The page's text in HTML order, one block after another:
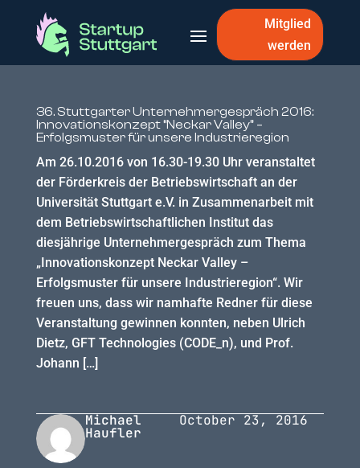
Mitglied
werden
36. Stuttgarter Unternehmergespräch 2016:
Innovationskonzept “Neckar Valley” –
Erfolgsmuster für unsere Industrieregion
Am 26.10.2016 von 16.30-19.30 Uhr veranstaltet
der Förderkreis der Betriebswirtschaft an der
Universität Stuttgart e.V. in Zusammenarbeit mit
dem Betriebswirtschaftlichen Institut das
diesjährige Unternehmergespräch zum Thema
„Innovationskonzept Neckar Valley –
Erfolgsmuster für unsere Industrieregion“. Wir
freuen uns, dass wir namhafte Redner für diese
Veranstaltung gewinnen konnten, neben Ulrich
Dietz, GFT Technologies (CODE_n), und Prof.
Johann […]
Michael
Haufler
October 23, 2016